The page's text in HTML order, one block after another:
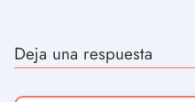
Deja una respuesta